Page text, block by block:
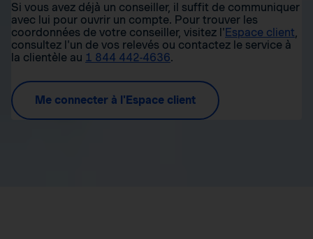
Si vous avez déjà un conseiller, il suffit de communiquer
avec lui pour ouvrir un compte. Pour trouver les
coordonnées de votre conseiller, visitez l' Espace client,
consultez l'un de vos relevés ou contactez le service à
la clientèle au 1 844 442-4636.
Me connecter à l'Espace client